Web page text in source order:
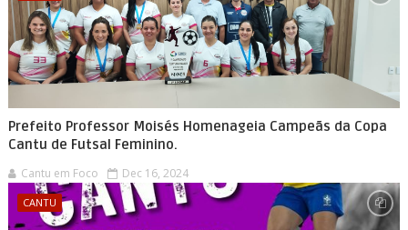
Prefeito Professor Moisés Homenageia Campeãs da Copa
Cantu de Futsal Feminino.
Cantu em Foco Dec 16, 2024
CANTU